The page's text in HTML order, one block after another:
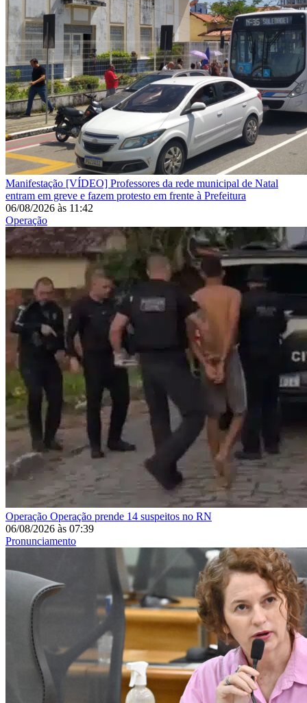
Manifestação [VÍDEO] Professores da rede municipal de Natal
entram em greve e fazem protesto em frente à Prefeitura
06/08/2026 às 11:42
Operação
Operação Operação prende 14 suspeitos no RN
06/08/2026 às 07:39
Pronunciamento